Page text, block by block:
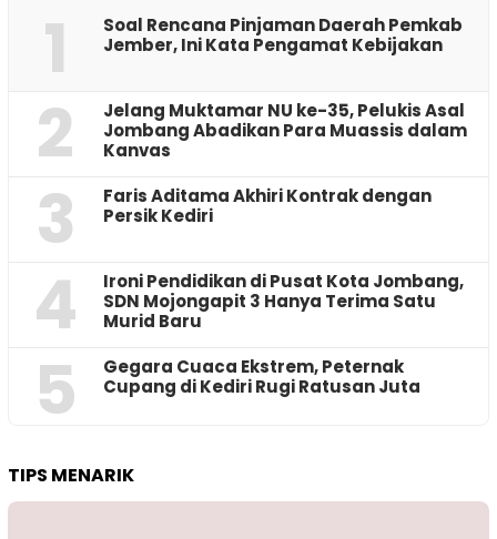
1
‎Soal Rencana Pinjaman Daerah Pemkab
Jember, Ini Kata Pengamat Kebijakan ‎
2
Jelang Muktamar NU ke-35, Pelukis Asal
Jombang Abadikan Para Muassis dalam
Kanvas
3
Faris Aditama Akhiri Kontrak dengan
Persik Kediri
4
Ironi Pendidikan di Pusat Kota Jombang,
SDN Mojongapit 3 Hanya Terima Satu
Murid Baru
5
‎Gegara Cuaca Ekstrem, Peternak
Cupang di Kediri Rugi Ratusan Juta
TIPS MENARIK